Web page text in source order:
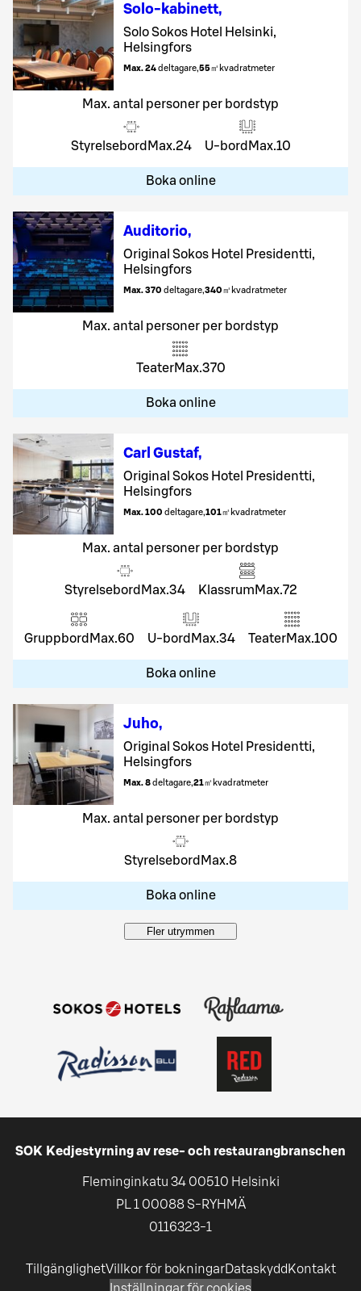
Solo-kabinett,
Solo Sokos Hotel Helsinki,
Helsingfors
Max. 24deltagare,55㎡ kvadratmeter
Max. antal personer per bordstyp
Styrelsebord Max.24 U-bord Max.10
Boka online
Auditorio,
Original Sokos Hotel Presidentti,
Helsingfors
Max. 370 deltagare,340㎡ kvadratmeter
Max. antal personer per bordstyp
TeaterMax.370
Boka online
Carl Gustaf,
Original Sokos Hotel Presidentti,
Helsingfors
Max. 100 deltagare,101㎡ kvadratmeter
Max. antal personer per bordstyp
Styrelsebord Max.34 Klassrum Max.72
Gruppbord Max.60 U-bord Max.34 TeaterMax.100
Boka online
Juho,
Original Sokos Hotel Presidentti,
Helsingfors
Max. 8deltagare,21㎡ kvadratmeter
Max. antal personer per bordstyp
Styrelsebord Max.8
Boka online
Fler utrymmen
SOK Kedjestyrning av rese- och restaurangbranschen
Fleminginkatu 34 00510 Helsinki
PL 1 00088 S-RYHMÄ
0116323-1
TillgänglighetVillkor för bokningarDataskydd Kontakt
Inställningar för cookies